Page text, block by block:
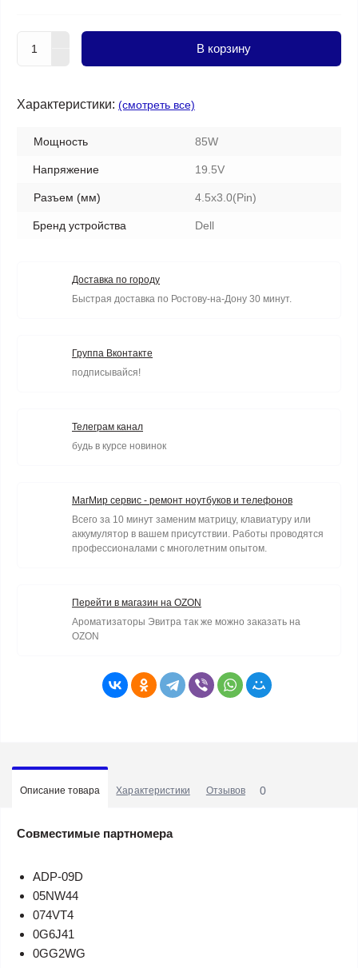
В корзину
Характеристики: (смотреть все)
Мощность 85W
Напряжение 19.5V
Разъем (мм) 4.5х3.0(Pin)
Бренд устройства Dell
Доставка по городу
Быстрая доставка по Ростову-на-Дону 30 минут.
Группа Вконтакте
подписывайся!
Телеграм канал
будь в курсе новинок
МагМир сервис - ремонт ноутбуков и телефонов
Всего за 10 минут заменим матрицу, клавиатуру или
аккумулятор в вашем присутствии. Работы проводятся
профессионалами с многолетним опытом.
Перейти в магазин на OZON
Ароматизаторы Эвитра так же можно заказать на
OZON
Описание товара Характеристики Отзывов 0
Совместимые партномера
ADP-09D
05NW44
074VT4
0G6J41
0GG2WG